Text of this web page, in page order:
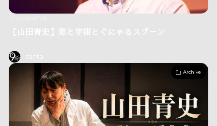
【山田青史】恋と宇宙とぐにゃるスプーン
santa
Archive